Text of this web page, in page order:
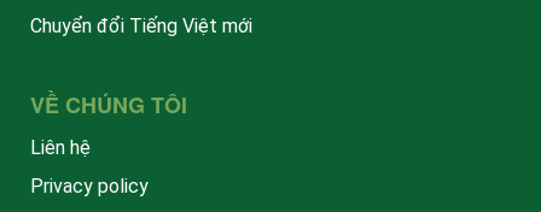
Chuyển đổi Tiếng Việt mới
VỀ CHÚNG TÔI
Liên hệ
Privacy policy